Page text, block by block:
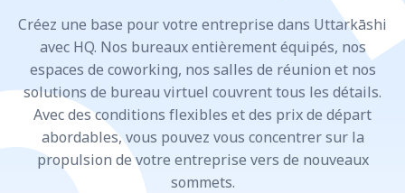
Créez une base pour votre entreprise dans Uttarkāshi
avec HQ. Nos bureaux entièrement équipés, nos
espaces de coworking, nos salles de réunion et nos
solutions de bureau virtuel couvrent tous les détails.
Avec des conditions flexibles et des prix de départ
abordables, vous pouvez vous concentrer sur la
propulsion de votre entreprise vers de nouveaux
sommets.